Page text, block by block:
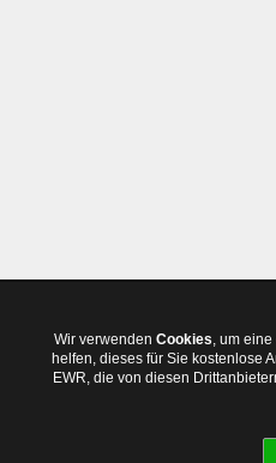
Wir verwenden Cookies, um
helfen, dieses für Sie kostenlose
EWR, die von diesen